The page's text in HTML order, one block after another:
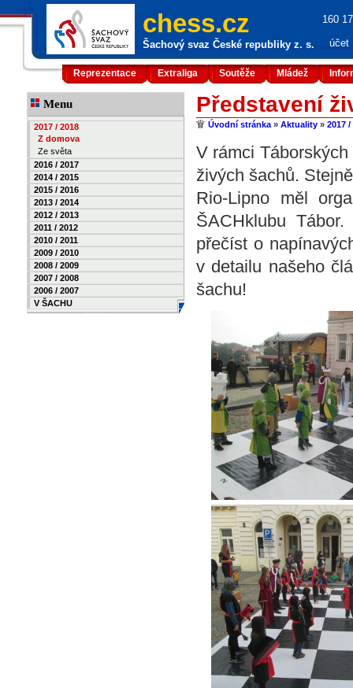
chess.cz
Šachový svaz České republiky z. s.
160
účet
Reprezentace Extraliga Soutěže Mládež
Menu
2017 / 2018
Z domova
Ze světa
2016 / 2017
2014 / 2015
2015 / 2016
2013 / 2014
2012 / 2013
2011 / 2012
2010 / 2011
2009 / 2010
2008 / 2009
2007 / 2008
2006 / 2007
V ŠACHU
Představení
Úvodní stránka » Aktuality » 2017 /
V rámci
živých šachů.
Rio-Lipno měl
ŠACHklubu
přečíst o
v detailu našeho
šachu!